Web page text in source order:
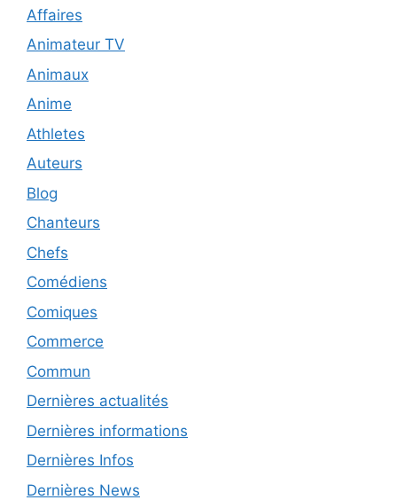
Affaires
Animateur TV
Animaux
Anime
Athletes
Auteurs
Blog
Chanteurs
Chefs
Comédiens
Comiques
Commerce
Commun
Dernières actualités
Dernières informations
Dernières Infos
Dernières News